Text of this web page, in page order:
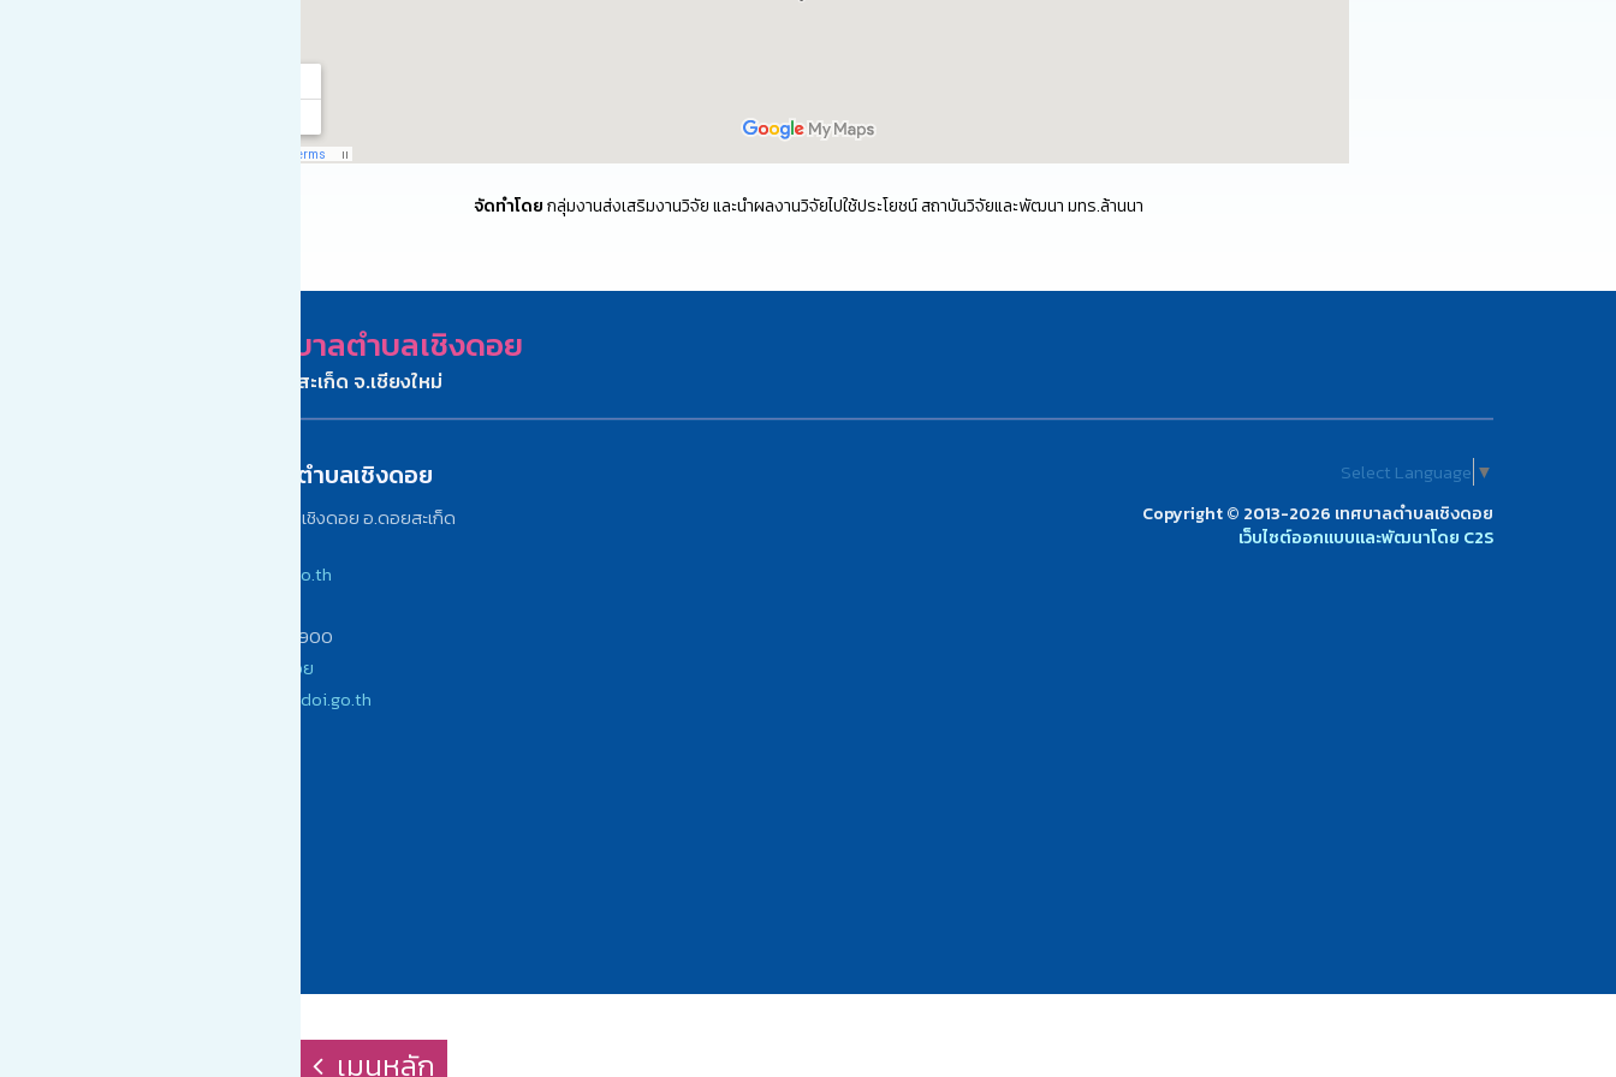
เมนูหลัก
จัดทำโดยกลุ่มงานส่งเสริมงานวิจัย และนำผลงานวิจัยไปใช้ประโยชน์ สถาบันวิจัยและพัฒนา มทร.ล้านนา
เทศบาลตำบลเชิงดอย
อ.ดอยสะเก็ด จ.เชียงใหม่
ติดต่อเทศบาลตำบลเชิงดอย
เลขที่ 242/1 หมู่ 12 ต.เชิงดอย อ.ดอยสะเก็ด
www.choengdoi.go.th
โทรสาร (053) 104900
เทศบาลตำบลเชิงดอย
saraban@choengdoi.go.th
Select Language ▼
Copyright © 2013-2026 เทศบาลตำบลเชิงดอย
เว็บไซต์ออกแบบและพัฒนาโดย C2S